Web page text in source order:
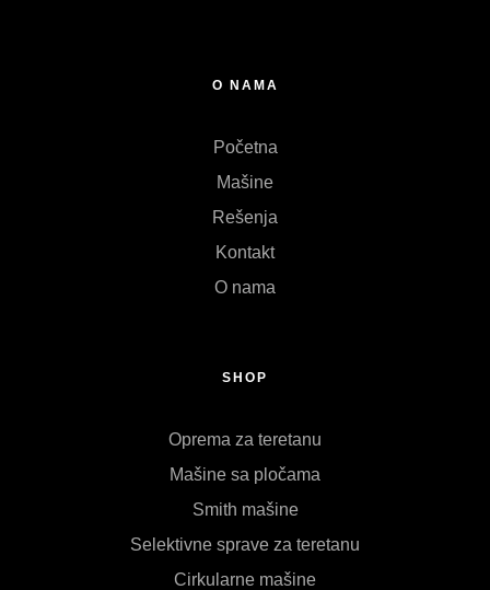
O NAMA
Početna
Mašine
Rešenja
Kontakt
O nama
SHOP
Oprema za teretanu
Mašine sa pločama
Smith mašine
Selektivne sprave za teretanu
Cirkularne mašine